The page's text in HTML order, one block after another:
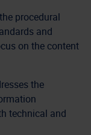
procedural
and
on the content
the
technical and